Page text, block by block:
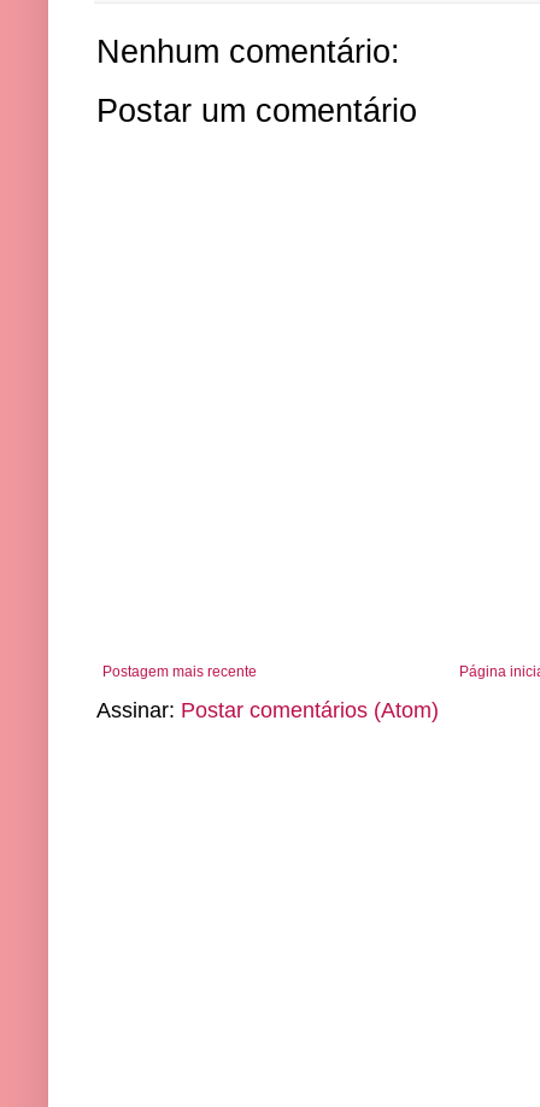
Nenhum comentário:
Postar um comentário
Postagem mais recente Página
Assinar: Postar comentários (Atom)